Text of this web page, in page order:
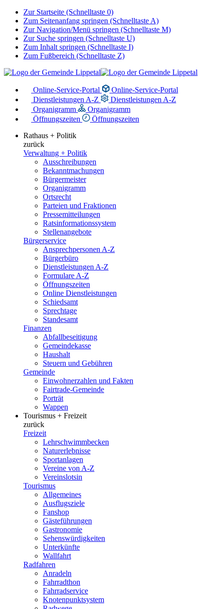
Zur Startseite (Schnelltaste 0)
Zum Seitenanfang springen (Schnelltaste A)
Zur Navigation/Menü springen (Schnelltaste M)
Zur Suche springen (Schnelltaste U)
Zum Inhalt springen (Schnelltaste I)
Zum Fußbereich (Schnelltaste Z)
Online-Service-Portal
Online-Service-Portal
Dienstleistungen A-Z
Dienstleistungen A-Z
Organigramm
Organigramm
Öffnungszeiten
Öffnungszeiten
Rathaus + Politik
zurück
Verwaltung + Politik
Ausschreibungen
Bekanntmachungen
Bürgermeister
Organigramm
Ortsrecht
Parteien und Fraktionen
Pressemitteilungen
Ratsinformationssystem
Stellenangebote
Bürgerservice
Ansprechpersonen A-Z
Bürgerbüro
Dienstleistungen A-Z
Formulare A-Z
Öffnungszeiten
Online Dienstleistungen
Schiedsamt
Sprechtage
Standesamt
Finanzen
Abfallbeseitigung
Gemeindekasse
Haushalt
Steuern und Gebühren
Gemeinde
Einwohnerzahlen und Fakten
Fairtrade-Gemeinde
Porträt
Wappen
Tourismus + Freizeit
zurück
Freizeit
Lehrschwimmbecken
Naturerlebnisse
Sportanlagen
Vereine von A-Z
Vereinslotsin
Tourismus
Allgemeines
Ausflugsziele
Fanshop
Gästeführungen
Gastronomie
Sehenswürdigkeiten
Unterkünfte
Wallfahrt
Radfahren
Anradeln
Fahrradthon
Fahrradservice
Knotenpunktsystem